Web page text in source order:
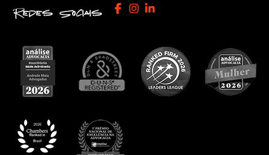
Redes Sociais